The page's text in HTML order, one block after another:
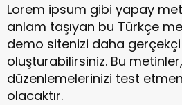
Lorem ipsum gibi yapay
anlam taşıyan bu Türkçe
demo sitenizi daha
oluşturabilirsiniz. Bu
düzenlemelerinizi test
olacaktır.